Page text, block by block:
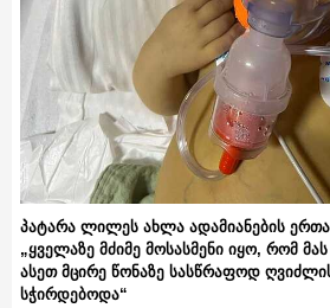
პატარა ლილეს ახლა ადამიანების
„ყველაზე მძიმე მოსასმენი იყო, რომ
ასეთ მცირე წონაზე სასწრაფოდ
სჭირდებოდა“